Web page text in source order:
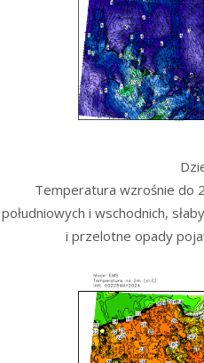
Temperatura wzrośnie do
południowych i wschodnich,
i przelotne opady